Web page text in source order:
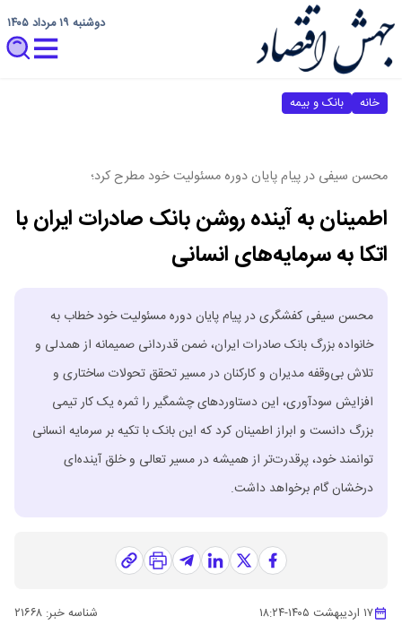
دوشنبه ۱۹ مرداد ۱۴۰۵
خانه بانک و بیمه
محسن سیفی در پیام پایان دوره مسئولیت خود مطرح کرد؛
اطمینان به آینده روشن بانک صادرات ایران با
اتکا به سرمایه‌های انسانی
​محسن سیفی کفشگری در پیام پایان دوره مسئولیت خود خطاب به
خانواده بزرگ بانک صادرات ایران، ضمن قدردانی صمیمانه از همدلی و
تلاش بی‌وقفه مدیران و کارکنان در مسیر تحقق تحولات ساختاری و
افزایش سودآوری، این دستاوردهای چشمگیر را ثمره یک کار تیمی
بزرگ دانست و ابراز اطمینان کرد که این بانک با تکیه بر سرمایه انسانی
توانمند خود، پرقدرت‌تر از همیشه در مسیر تعالی و خلق آینده‌ای
درخشان گام برخواهد داشت.
۱۷ اردیبهشت ۱۴۰۵ -۱۸:۲۴ شناسه خبر: ۲۱۶۶۸